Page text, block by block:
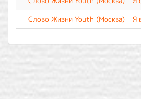
Слово Жизни Youth (Москва)
Я